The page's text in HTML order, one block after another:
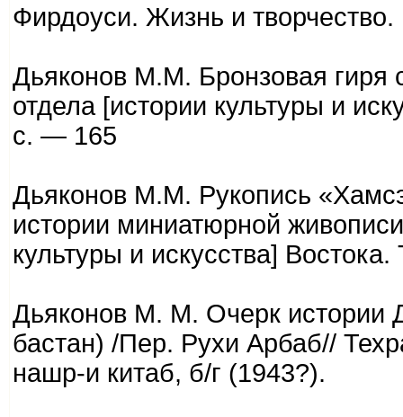
Фирдоуси. Жизнь и
Дьяконов М.М. Бронзовая
отдела [истории культуры и
с. — 165
Дьяконов М.М. Рукопись
истории миниатюрной
культуры и искусства]
Дьяконов М. М. Очерк истории
бастан) /Пер. Рухи Арбаб//
нашр-и китаб, б/г (1943?).